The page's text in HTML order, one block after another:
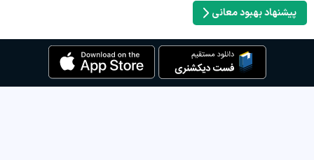
پیشنهاد بهبود معانی